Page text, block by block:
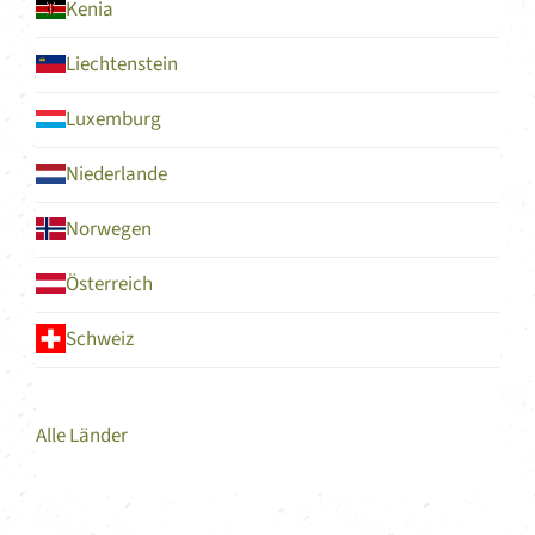
Kenia
Liechtenstein
Luxemburg
Niederlande
Norwegen
Österreich
Schweiz
Alle Länder